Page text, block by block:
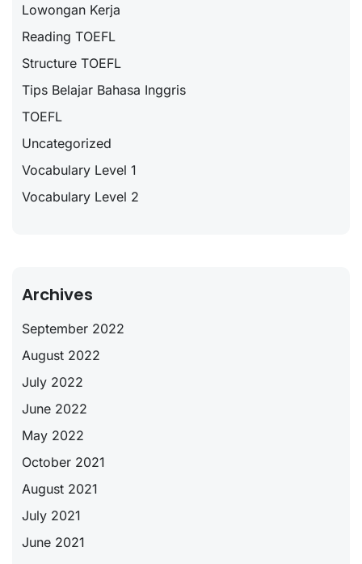
Lowongan Kerja
Reading TOEFL
Structure TOEFL
Tips Belajar Bahasa Inggris
TOEFL
Uncategorized
Vocabulary Level 1
Vocabulary Level 2
Archives
September 2022
August 2022
July 2022
June 2022
May 2022
October 2021
August 2021
July 2021
June 2021